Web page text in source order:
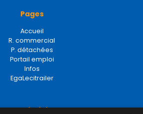
R. commercial
P. détachées
Portail emploi
Infos
EgaLecitrailer